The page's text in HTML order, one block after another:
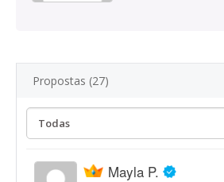
Propostas (27)
Mayla P.